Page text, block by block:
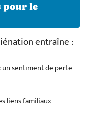
pour le
entraîne :
: un sentiment de perte
liens familiaux